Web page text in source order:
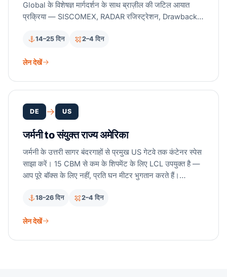
Global के विशेषज्ञ मार्गदर्शन के साथ ब्राज़ील की जटिल आयात
प्रक्रिया — SISCOMEX, RADAR रजिस्ट्रेशन, Drawback
14–25 दिन 2–4 दिन
लेन देखें
DE US
जर्मनी to संयुक्त राज्य अमेरिका
जर्मनी के उत्तरी सागर बंदरगाहों से प्रमुख US गेटवे तक कंटेनर स्पेस
साझा करें। 15 CBM से कम के शिपमेंट के लिए LCL उपयुक्त है —
आप पूरे बॉक्स के लिए नहीं, प्रति घन मीटर भुगतान करते हैं।
कोस्ट और गल्फ़ तक साप्ताहिक कंसोलिडेशन चलाते हैं।
18–26 दिन 2–4 दिन
लेन देखें